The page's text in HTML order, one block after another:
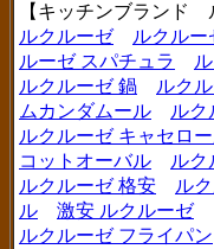
【キッチンブランド
ルクルーゼ
ルクルー
ルーゼ スパチュラ
ルクルーゼ 鍋
ルク
ムカンダムール
ルク
ルクルーゼ キャセロ
コットオーバル
ルク
ルクルーゼ 格安
ル
ル
激安 ルクルーゼ
ルクルーゼ フライパン